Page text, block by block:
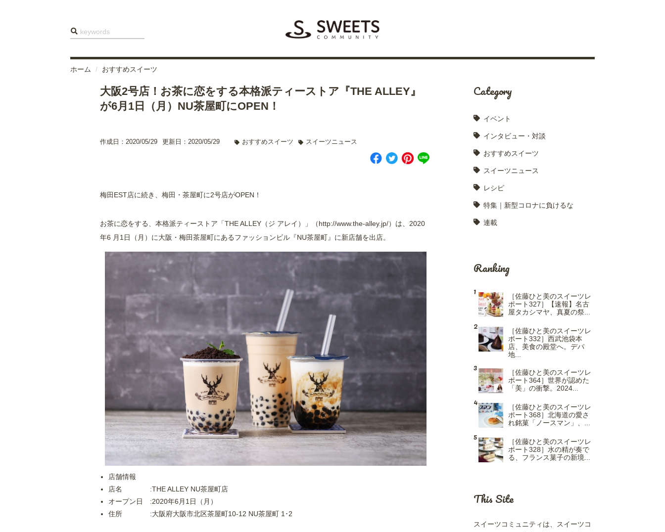
ホーム おすすめスイーツ
大阪2号店！お茶に恋をする本格派ティーストア『THE ALLEY』
が6月1日（月）NU茶屋町にOPEN！
作成日：2020/05/29 更新日：2020/05/29 おすすめスイーツ スイーツニュース
梅田EST店に続き、梅田・茶屋町に2号店がOPEN！
お茶に恋をする、本格派ティーストア「THE ALLEY（ジ アレイ）」（http://www.the-alley.jp/）は、2020
年6 月1日（月）に大阪・梅田茶屋町にあるファッションビル『NU茶屋町』に新店舗を出店。
店舗情報
店名 :THE ALLEY NU茶屋町店
オープン日 :2020年6月1日（月）
住所 :大阪府大阪市北区茶屋町10-12 NU茶屋町 1･2
Category
イベント
インタビュー・対談
おすすめスイーツ
スイーツニュース
レシピ
特集｜新型コロナに負けるな
連載
Ranking
［佐藤ひと美のスイーツレ
ポート327］【速報】名古
屋タカシマヤ、真夏の祭...
［佐藤ひと美のスイーツレ
ポート332］西武池袋本
店、美食の殿堂へ。デパ
地...
［佐藤ひと美のスイーツレ
ポート364］世界が認めた
「美」の衝撃。2024...
［佐藤ひと美のスイーツレ
ポート368］北海道の愛さ
れ銘菓「ノースマン」、...
［佐藤ひと美のスイーツレ
ポート328］水の精が奏で
る、フランス菓子の新境...
This Site
スイーツコミュニティは、スイーツコ